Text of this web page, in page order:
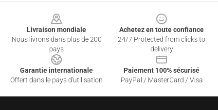
Livraison mondiale
Nous livrons dans plus de 200
pays
Achetez en toute confiance
24/7 Protected from clicks to
delivery
Garantie internationale
Offert dans le pays d'utilisation
Paiement 100% sécurisé
PayPal / MasterCard / Visa